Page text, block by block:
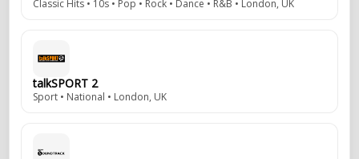
Classic Hits • 10s • Pop • Rock • Dance • R&B • London, UK
talkSPORT 2
Sport • National • London, UK